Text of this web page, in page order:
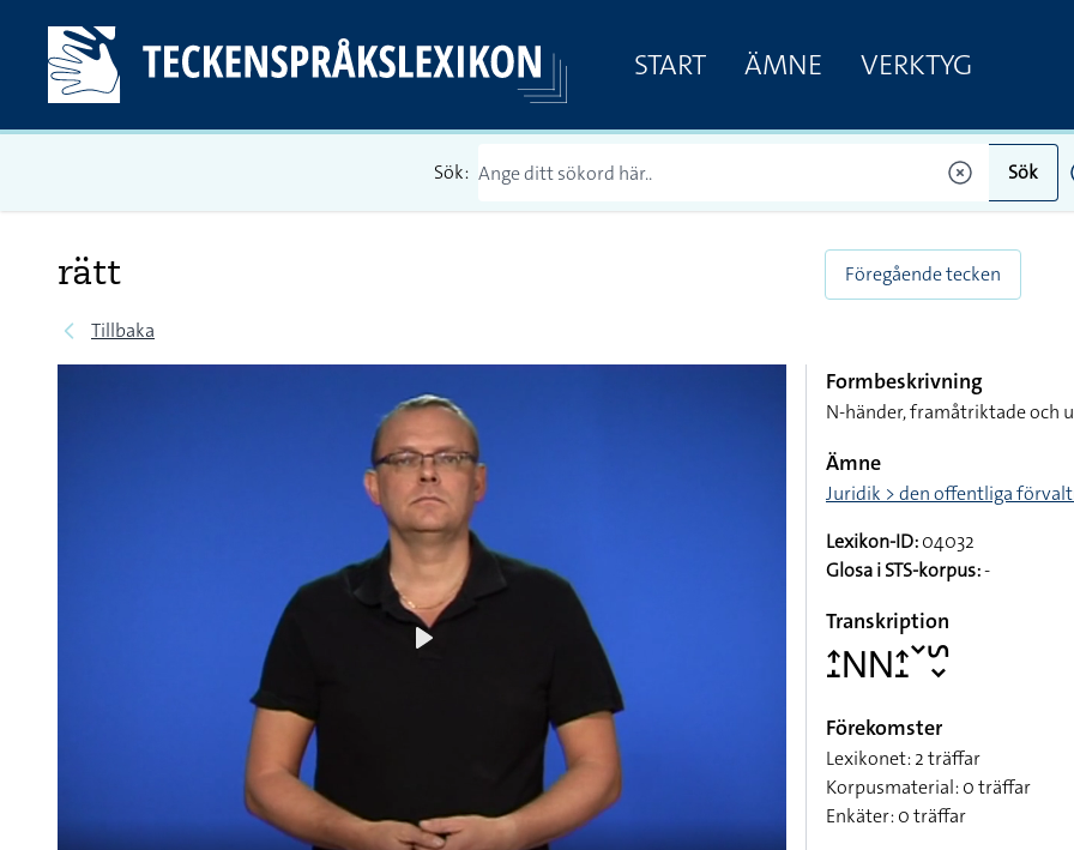
START ÄMNE VERKTYG
Sök: Sök
rätt
Tillbaka
Föregående tecken
Formbeskrivning
N-händer, framåtriktade och
Ämne
Juridik > den offentliga
Lexikon-ID:04032
Glosa i STS-korpus:-
Transkription
􌤴􌤸􌥌􌥌􌤴􌤸􌥧􌥲􌦀
Förekomster
Lexikonet: 2 träffar
Korpusmaterial: 0 träffar
Enkäter: 0 träffar